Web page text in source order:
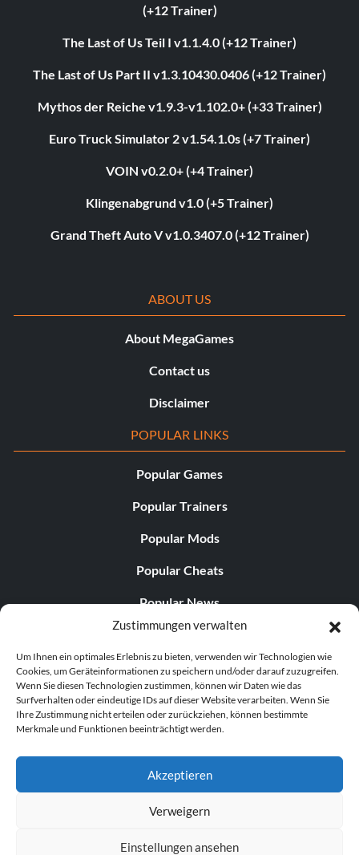
Zustimmungen verwalten
Um Ihnen ein optimales Erlebnis zu bieten, verwenden wir Technologien wie
Cookies, um Geräteinformationen zu speichern und/oder darauf zuzugreifen.
Wenn Sie diesen Technologien zustimmen, können wir Daten wie das
Surfverhalten oder eindeutige IDs auf dieser Website verarbeiten. Wenn Sie
Ihre Zustimmung nicht erteilen oder zurückziehen, können bestimmte
Merkmale und Funktionen beeinträchtigt werden.
Akzeptieren
Verweigern
Einstellungen ansehen
(+12 Trainer)
The Last of Us Teil I v1.1.4.0 (+12 Trainer)
The Last of Us Part II v1.3.10430.0406 (+12 Trainer)
Mythos der Reiche v1.9.3-v1.102.0+ (+33 Trainer)
Euro Truck Simulator 2 v1.54.1.0s (+7 Trainer)
VOIN v0.2.0+ (+4 Trainer)
Klingenabgrund v1.0 (+5 Trainer)
Grand Theft Auto V v1.0.3407.0 (+12 Trainer)
ABOUT US
About MegaGames
Contact us
Disclaimer
POPULAR LINKS
Popular Games
Popular Trainers
Popular Mods
Popular Cheats
Popular News
Popular Editorials
Popular Free Games
LATEST UPDATES
© 1998–2026 MegaGames.com All rights reserved